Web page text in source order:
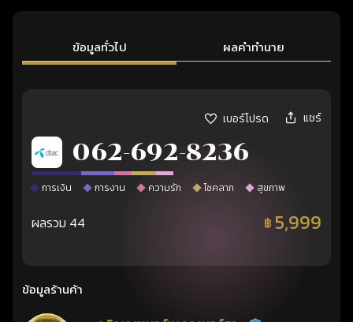
ข้อมูลทั่วไป ผลคำทำนาย
เบอร์โปรด แชร์
062-692-8236
การเงิน การงาน ความรัก โชคลาภ สุขภาพ
ผลรวม 44 ฿ 5,999
ข้อมูลร้านค้า